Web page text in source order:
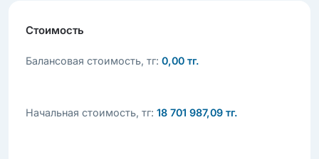
Стоимость
Балансовая стоимость, тг: 0,00 тг.
Начальная стоимость, тг: 18 701 987,09 тг.